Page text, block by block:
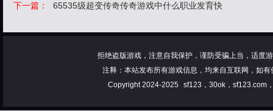
下一篇：
65535级超变传奇传奇游戏中什么职业发育快
拒绝盗版游戏，注意自我保护，谨防受骗上当，适度
注释：本站发布所有游戏信息，均来自互联网，如
Copyright 2024-2025
sf123，30ok，sf123.com